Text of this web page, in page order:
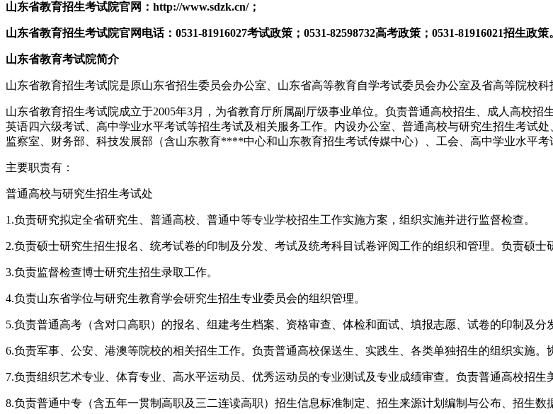
山东省教育招生考试院官网：http://www.sdzk.cn/；
山东省教育招生考试院官网电话：0531-81916027考试政策；0531-82598732高考政策；0531-81916021招生政策
山东省教育考试院简介
山东省教育招生考试院是原山东省招生委员会办公室、山东省高等教育自学考试委员会办公室及省高等院校科
山东省教育招生考试院成立于2005年3月，为省教育厅所属副厅级事业单位。负责普通高校招生、成人高校
英语四六级考试、高中学业水平考试等招生考试及相关服务工作。内设办公室、普通高校与研究生招生考试
监察室、财务部、科技发展部（含山东教育****中心和山东教育招生考试传媒中心）、工会、高中学业水平考
主要职责有：
普通高校与研究生招生考试处
1.负责研究拟定全省研究生、普通高校、普通中等专业学校招生工作实施方案，组织实施并进行监督检查。
2.负责硕士研究生招生报名、统考试卷的印制及分发、考试及统考科目试卷评阅工作的组织和管理。负责硕士
3.负责监督检查博士研究生招生录取工作。
4.负责山东省学位与研究生教育学会研究生招生专业委员会的组织管理。
5.负责普通高考（含对口高职）的报名、组建考生档案、资格审查、体检和面试、填报志愿、试卷的印制及分
6.负责军事、公安、港澳等院校的相关招生工作。负责普通高校保送生、实践生、各类单独招生的组织实施。
7.负责组织艺术专业、体育专业、高水平运动员、优秀运动员的专业测试及专业成绩审查。负责普通高校招
8.负责普通中专（含五年一贯制高职及三二连读高职）招生信息标准制定、招生来源计划编制与公布、招生数